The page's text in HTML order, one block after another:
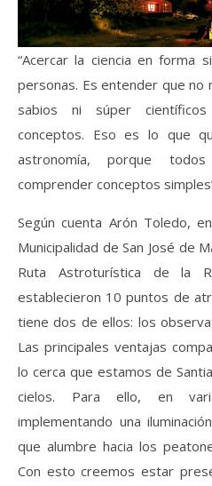
“Acercar la ciencia en forma
personas. Es entender que no
sabios ni súper
conceptos. Eso es lo que
astronomía, porque
comprender conceptos
Según cuenta Arón Toledo,
Municipalidad de San José de
Ruta Astroturística de la
establecieron 10 puntos de
tiene dos de ellos: los
Las principales ventajas
lo cerca que estamos de
cielos. Para ello, en
implementando una
que alumbre hacia los
Con esto creemos estar